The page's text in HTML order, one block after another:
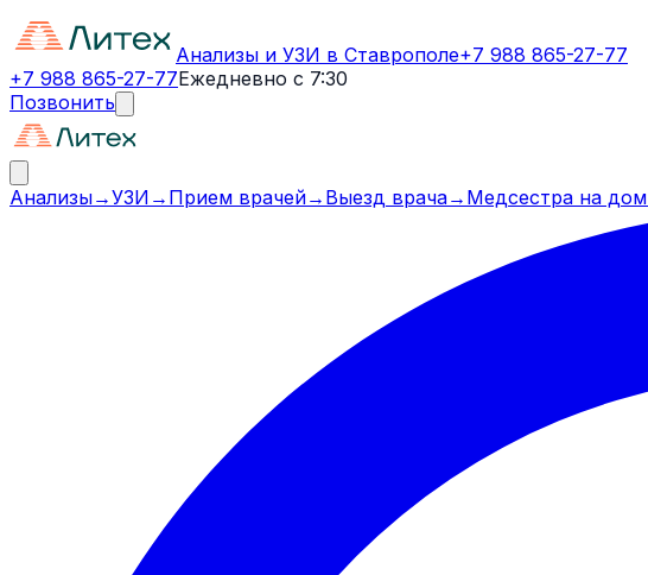
Анализы и УЗИ в Ставрополе+7 988 865-27-77
+7 988 865-27-77Ежедневно с 7:30
Позвонить
Анализы→УЗИ → Прием врачей→ Выезд врача→ Медсестра на дом